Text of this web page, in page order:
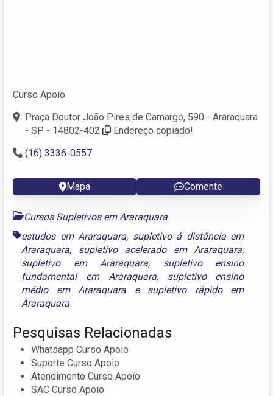
Curso Apoio
Praça Doutor João Pires de Camargo, 590 - Araraquara
- SP - 14802-402
Endereço copiado!
(16) 3336-0557
Mapa Comente
Cursos Supletivos em Araraquara
estudos em Araraquara, supletivo á distância em
Araraquara, supletivo acelerado em Araraquara,
supletivo em Araraquara, supletivo ensino
fundamental em Araraquara, supletivo ensino
médio em Araraquara e supletivo rápido em
Araraquara
Pesquisas Relacionadas
Whatsapp Curso Apoio
Suporte Curso Apoio
Atendimento Curso Apoio
SAC Curso Apoio